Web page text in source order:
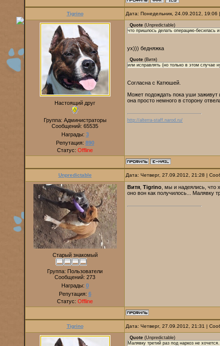
Tigrino Дата: Понедельник, 24.09.2012,
Настоящий друг
Группа: Администраторы
Сообщений: 65535
Награды: 3
Репутация: 890
Статус: Offline
Quote (Unpredictable)
что пришлось делать операцию-бесилась
ух))) бедняжка
Quote (Витя)
или исправлять (но только в этом случае
Согласна с Катюшей.
Может подождать пока уши заживут
она просто немного в сторону
http://alterra-staff.narod.ru/
Unpredictable Дата: Четверг, 27.09.2012, 21:28 |
Старый знакомый
Группа: Пользователи
Сообщений: 273
Награды: 0
Репутация: 6
Статус: Offline
Витя Tigrino , мы и надеялись, что
оно вон как получилось... Малявку
Tigrino Дата: Четверг, 27.09.2012, 21:31 |
Quote (Unpredictable)
Малявку третий раз под наркоз не